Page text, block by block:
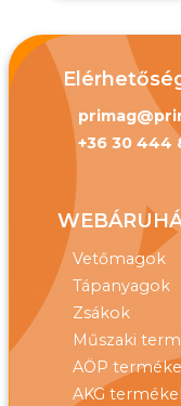
+36 30 444
Vetőmagok
Tápanyagok
Zsákok
Műszaki
AÖP
AKG